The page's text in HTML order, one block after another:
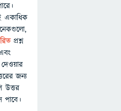
একাধিক
প্রশ্ন
জন্য
উত্তর
পাবে।